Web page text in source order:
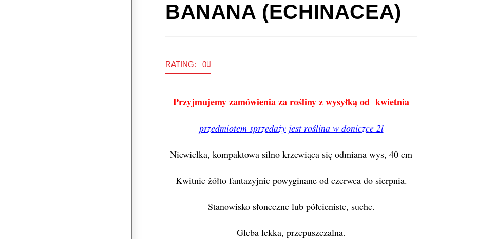
BANANA (ECHINACEA)
RATING: 0
Przyjmujemy zamówienia za rośliny z wysyłką od kwietnia
przedmiotem sprzedaży jest roślina w doniczce 2l
Niewielka, kompaktowa silno krzewiąca się odmiana wys, 40 cm
Kwitnie żółto fantazyjnie powyginane od czerwca do sierpnia.
Stanowisko słoneczne lub półcieniste, suche.
Gleba lekka, przepuszczalna.